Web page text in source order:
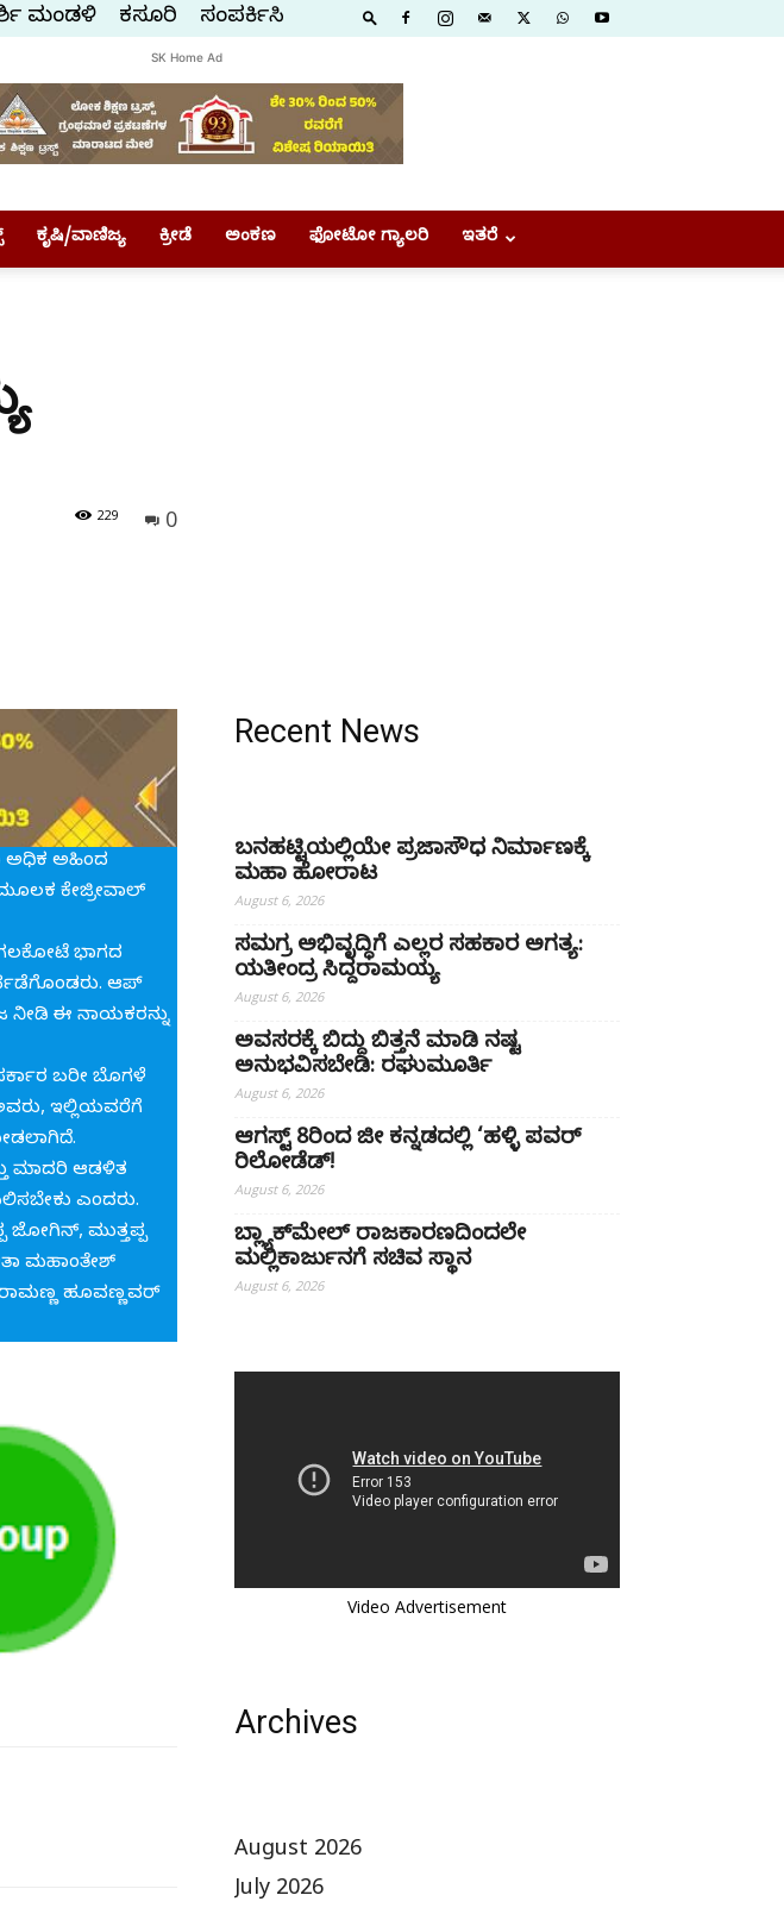
ಮಂಡಳಿ ಕಸ್ತೂರಿ ಸಂಪರ್ಕಿಸಿ
SK Home Ad
ಕೃಷಿ/ವಾಣಿಜ್ಯ ಕ್ರೀಡೆ ಅಂಕಣ ಫೋಟೋ ಗ್ಯಾಲರಿ ಇತರೆ
0
229
ಅಧಿಕ ಅಹಿಂದ
ಕೇಜ್ರೀವಾಲ್
ಭಾಗದ
ಆಪ್
ನೀಡಿ ಈ ನಾಯಕರನ್ನು
ಬರೀ ಬೊಗಳೆ
ಅವರು, ಇಲ್ಲಿಯವರೆಗೆ
ಮಾದರಿ ಆಡಳಿತ
ಎಂದರು.
ಜೋಗಿನ್, ಮುತ್ತಪ್ಪ
ಮಹಾಂತೇಶ್
ಹೂವಣ್ಣವರ್
Recent News
ಬನಹಟ್ಟಿಯಲ್ಲಿಯೇ ಪ್ರಜಾಸೌಧ ನಿರ್ಮಾಣಕ್ಕೆ
ಮಹಾ ಹೋರಾಟ
August 6, 2026
ಸಮಗ್ರ ಅಭಿವೃದ್ಧಿಗೆ ಎಲ್ಲರ ಸಹಕಾರ ಅಗತ್ಯ:
ಯತೀಂದ್ರ ಸಿದ್ದರಾಮಯ್ಯ
August 6, 2026
ಅವಸರಕ್ಕೆ ಬಿದ್ದು ಬಿತ್ತನೆ ಮಾಡಿ ನಷ್ಟ
ಅನುಭವಿಸಬೇಡಿ: ರಘುಮೂರ್ತಿ
August 6, 2026
ಆಗಸ್ಟ್ 8ರಿಂದ ಜೀ ಕನ್ನಡದಲ್ಲಿ ‘ಹಳ್ಳಿ ಪವರ್
ರಿಲೋಡೆಡ್!
August 6, 2026
ಬ್ಲ್ಯಾಕ್‌ಮೇಲ್ ರಾಜಕಾರಣದಿಂದಲೇ
ಮಲ್ಲಿಕಾರ್ಜುನಗೆ ಸಚಿವ ಸ್ಥಾನ
August 6, 2026
Video Advertisement
Archives
August 2026
July 2026